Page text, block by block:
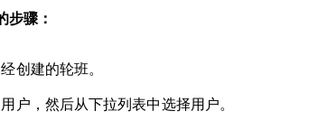
步骤：
创建的轮班。
户，然后从下拉列表中选择用户。